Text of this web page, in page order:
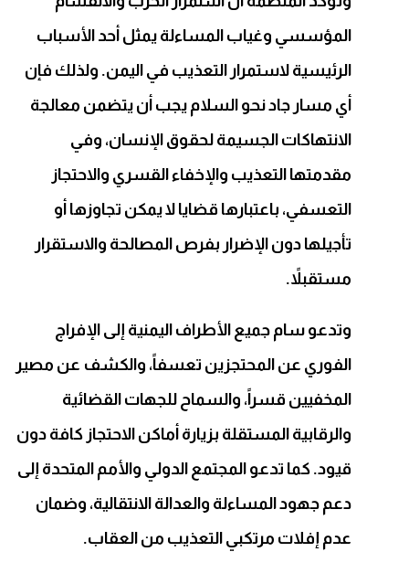
المؤسسي وغياب المساءلة يمثل أحد الأسباب
الرئيسية لاستمرار التعذيب في اليمن. ولذلك فإن
أي مسار جاد نحو السلام يجب أن يتضمن معالجة
الانتهاكات الجسيمة لحقوق الإنسان، وفي
مقدمتها التعذيب والإخفاء القسري والاحتجاز
التعسفي، باعتبارها قضايا لا يمكن تجاوزها أو
تأجيلها دون الإضرار بفرص المصالحة والاستقرار
مستقبلاً.
وتدعو سام جميع الأطراف اليمنية إلى الإفراج
الفوري عن المحتجزين تعسفاً، والكشف عن مصير
المخفيين قسراً، والسماح للجهات القضائية
والرقابية المستقلة بزيارة أماكن الاحتجاز كافة دون
قيود. كما تدعو المجتمع الدولي والأمم المتحدة إلى
دعم جهود المساءلة والعدالة الانتقالية، وضمان
عدم إفلات مرتكبي التعذيب من العقاب.